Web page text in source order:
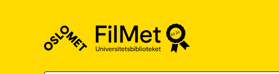
Universitetsbiblioteket